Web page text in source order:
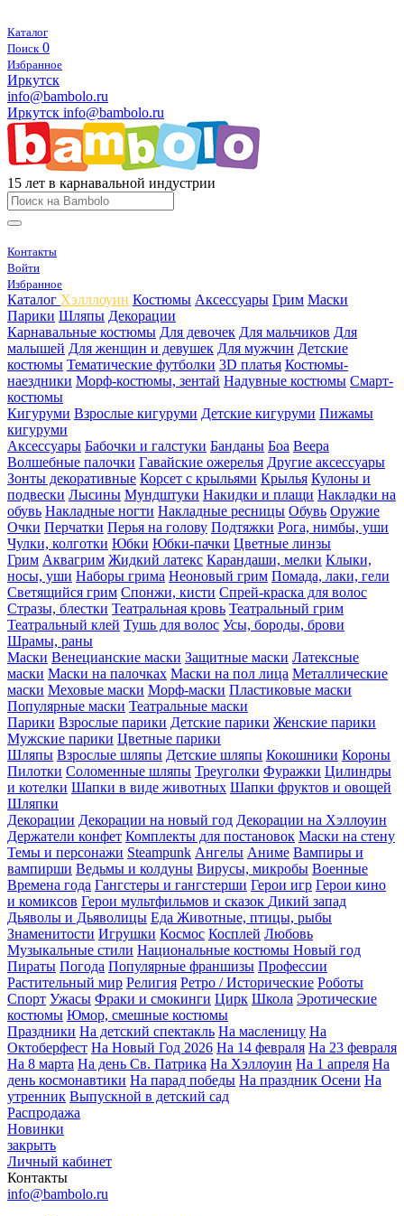
Каталог
Поиск 0
Избранное
Иркутск
info@bambolo.ru
Иркутск info@bambolo.ru
15 лет в карнавальной индустрии
Контакты
Войти
Избранное
Каталог Хэлллоуин Костюмы Аксессуары Грим Маски
Парики Шляпы Декорации
Карнавальные костюмы Для девочек Для мальчиков Для
малышей Для женщин и девушек Для мужчин Детские
костюмы Тематические футболки 3D платья Костюмы-
наездники Морф-костюмы, зентай Надувные костюмы Смарт-
костюмы
Кигуруми Взрослые кигуруми Детские кигуруми Пижамы
кигуруми
Аксессуары Бабочки и галстуки Банданы Боа Веера
Волшебные палочки Гавайские ожерелья Другие аксессуары
Зонты декоративные Корсет с крыльями Крылья Кулоны и
подвески Лысины Мундштуки Накидки и плащи Накладки на
обувь Накладные ногти Накладные ресницы Обувь Оружие
Очки Перчатки Перья на голову Подтяжки Рога, нимбы, уши
Чулки, колготки Юбки Юбки-пачки Цветные линзы
Грим Аквагрим Жидкий латекс Карандаши, мелки Клыки,
носы, уши Наборы грима Неоновый грим Помада, лаки, гели
Светящийся грим Спонжи, кисти Спрей-краска для волос
Стразы, блестки Театральная кровь Театральный грим
Театральный клей Тушь для волос Усы, бороды, брови
Шрамы, раны
Маски Венецианские маски Защитные маски Латексные
маски Маски на палочках Маски на пол лица Металлические
маски Меховые маски Морф-маски Пластиковые маски
Популярные маски Театральные маски
Парики Взрослые парики Детские парики Женские парики
Мужские парики Цветные парики
Шляпы Взрослые шляпы Детские шляпы Кокошники Короны
Пилотки Соломенные шляпы Треуголки Фуражки Цилиндры
и котелки Шапки в виде животных Шапки фруктов и овощей
Шляпки
Декорации Декорации на новый год Декорации на Хэллоуин
Держатели конфет Комплекты для постановок Маски на стену
Темы и персонажи Steampunk Ангелы Аниме Вампиры и
вампирши Ведьмы и колдуны Вирусы, микробы Военные
Времена года Гангстеры и гангстерши Герои игр Герои кино
и комиксов Герои мультфильмов и сказок Дикий запад
Дьяволы и Дьяволицы Еда Животные, птицы, рыбы
Знаменитости Игрушки Космос Косплей Любовь
Музыкальные стили Национальные костюмы Новый год
Пираты Погода Популярные франшизы Профессии
Растительный мир Религия Ретро / Исторические Роботы
Спорт Ужасы Фраки и смокинги Цирк Школа Эротические
костюмы Юмор, смешные костюмы
Праздники На детский спектакль На масленицу На
Октоберфест На Новый Год 2026 На 14 февраля На 23 февраля
На 8 марта На день Св. Патрика На Хэллоуин На 1 апреля На
день космонавтики На парад победы На праздник Осени На
утренник Выпускной в детский сад
Распродажа
Новинки
закрыть
Личный кабинет
Контакты
info@bambolo.ru